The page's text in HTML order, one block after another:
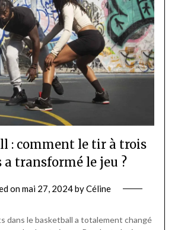
: comment le tir à trois
a transformé le jeu ?
onmai 27, 2024byCéline
dans le basketball a totalement changé